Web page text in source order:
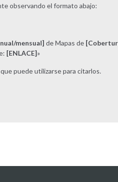
observando el formato abajo:
mensual] de Mapas de
[ENLACE]»
que puede utilizarse para citarlos.